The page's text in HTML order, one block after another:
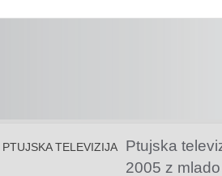
PTUJSKA TELEVIZIJA
Ptujska
2005 z